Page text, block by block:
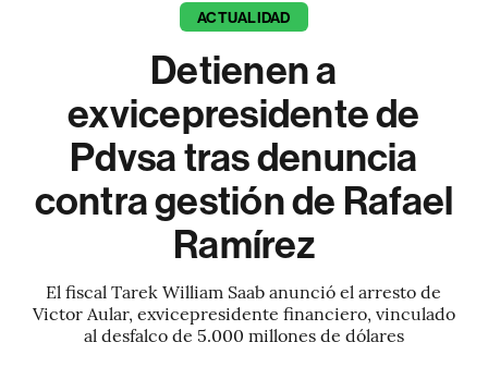
ACTUALIDAD
Detienen a
exvicepresidente de
Pdvsa tras denuncia
contra gestión de Rafael
Ramírez
El fiscal Tarek William Saab anunció el arresto de
Victor Aular, exvicepresidente financiero, vinculado
al desfalco de 5.000 millones de dólares